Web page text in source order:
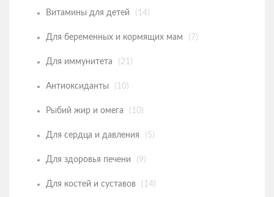
Защита от насекомых
Товары для дома
Товары для мужчин
Витамины для детей (14)
Для беременных и кормящих мам (7)
Для иммунитета (21)
Антиоксиданты (10)
Рыбий жир и омега (10)
Для сердца и давления (5)
Для здоровья печени (9)
Для костей и суставов (14)